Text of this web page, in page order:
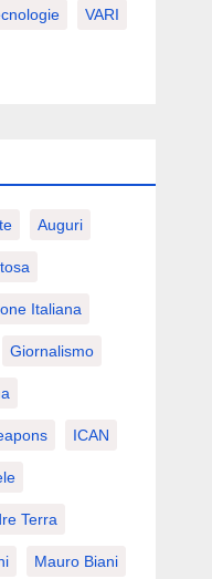
VARI
Auguri
Italiana
Giornalismo
ICAN
Terra
Mauro Biani